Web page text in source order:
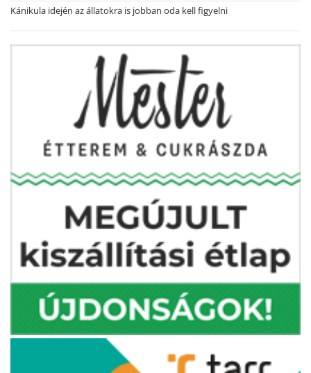
Kánikula idején az állatokra is jobban oda kell figyelni